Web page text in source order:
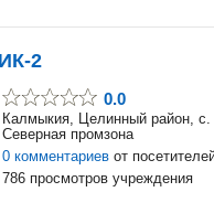
2
0.0
Калмыкия, Целинный район, с.
Северная промзона
0 комментариев от
786 просмотров учреждения